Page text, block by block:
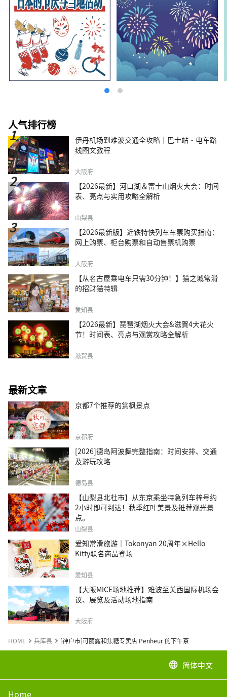
人气排行榜
伊丹机场到难波交通全攻略｜巴士站・电车路
线图文教程
大阪府
【2026最新】河口湖＆富士山烟火大会：时间
表、亮点与实用攻略全解析
山梨县
【2026最新版】近铁特快列车车票购买指南：
网上购票、柜台购票和自动售票机购票
大阪府
【从名古屋乘电车只需30分钟！】猫之城常滑
的招财猫特辑
爱知县
【2026最新】琵琶湖烟火大会&滋賀4大花火
节！时间表、亮点与观赏攻略全解析
滋贺县
最新文章
京都7个推荐的赏枫景点
京都府
[2026]德岛阿波舞完整指南：时间安排、交通
及游玩攻略
德岛县
【山梨县北杜市】从东京乘坐特急列车梓号约
2小时即可到达！秋季红叶美景及推荐观光景
点。
山梨县
爱知常滑旅游｜Tokonyan 20周年×Hello
Kitty联名商品登场
爱知县
【大阪MICE场地推荐】难波至关西国际机场会
议、展览及活动场地指南
大阪府
HOME 兵库县 [神户市]可丽露和焦糖专卖店 Penheur 的下午茶
language 简体中文
Home